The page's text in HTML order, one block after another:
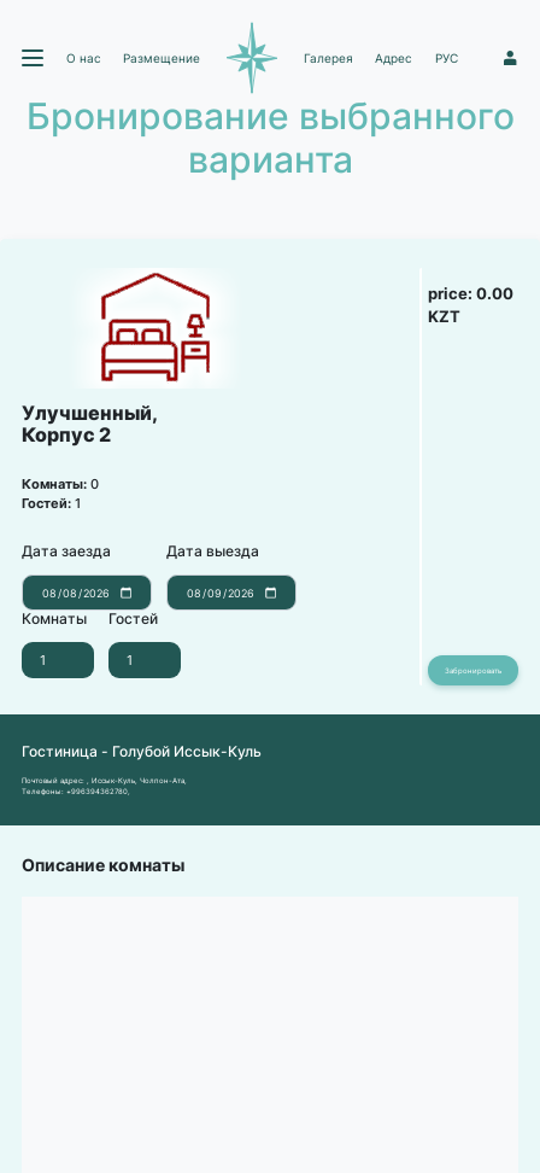
О нас Размещение Галерея Адрес РУС 1
Бронирование выбранного
варианта
Улучшенный,
Корпус 2
Комнаты: 0
Гостей: 1
Дата заезда Дата выезда
Комнаты Гостей
price:0.00
KZT
Гостиница - Голубой Иссык-Куль
Почтовый адрес:
, Иссык-Куль, Чолпон-Ата,
Телефоны: +996394362780
Описание комнаты